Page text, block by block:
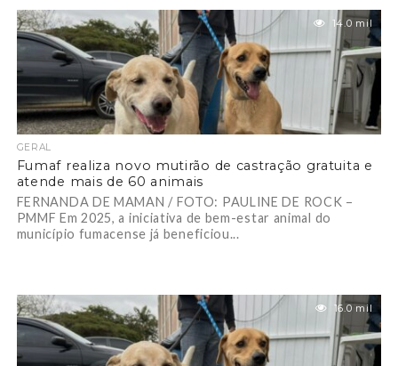
14.0 mil
GERAL
Fumaf realiza novo mutirão de castração gratuita e
atende mais de 60 animais
FERNANDA DE MAMAN / FOTO: PAULINE DE ROCK –
PMMF Em 2025, a iniciativa de bem-estar animal do
município fumacense já beneficiou...
16.0 mil